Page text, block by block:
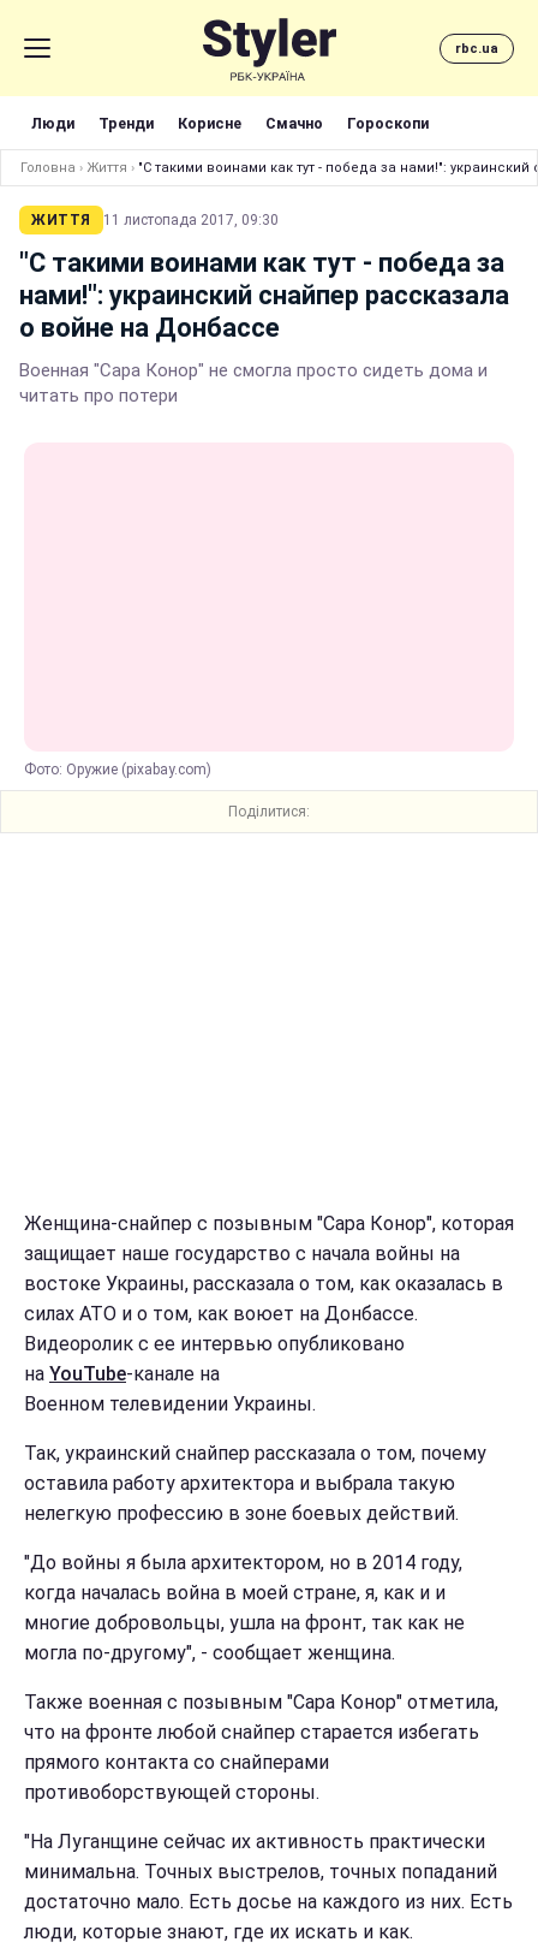
rbc.ua
Люди Тренди Корисне Смачно Гороскопи
Головна › Життя › "С такими воинами как тут - победа за нами!":
ЖИТТЯ 11 листопада 2017, 09:30
"С такими воинами как тут - победа за
нами!": украинский снайпер рассказала
о войне на Донбассе
Военная "Сара Конор" не смогла просто сидеть дома и
читать про потери
Фото: Оружие (pixabay.com)
Поділитися:
Женщина-снайпер с позывным "Сара Конор", которая
защищает наше государство с начала войны на
востоке Украины, рассказала о том, как оказалась в
силах АТО и о том, как воюет на Донбассе.
Видеоролик с ее интервью опубликовано
на YouTube-канале на
Военном телевидении Украины.
Так, украинский снайпер рассказала о том, почему
оставила работу архитектора и выбрала такую
нелегкую профессию в зоне боевых действий.
"До войны я была архитектором, но в 2014 году,
когда началась война в моей стране, я, как и и
многие добровольцы, ушла на фронт, так как не
могла по-другому", - сообщает женщина.
Также военная с позывным "Сара Конор" отметила,
что на фронте любой снайпер старается избегать
прямого контакта со снайперами
противоборствующей стороны.
"На Луганщине сейчас их активность практически
минимальна. Точных выстрелов, точных попаданий
достаточно мало. Есть досье на каждого из них. Есть
люди, которые знают, где их искать и как.